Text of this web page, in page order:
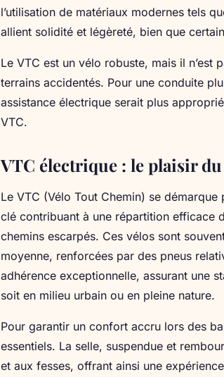
l’utilisation de matériaux modernes tels
allient solidité et légèreté, bien que
Le VTC est un vélo robuste, mais il n’est
terrains accidentés. Pour une conduite
assistance électrique serait plus
VTC.
VTC électrique : le plaisir
Le VTC (Vélo Tout Chemin) se
clé contribuant à une répartition efficace
chemins escarpés. Ces vélos sont
moyenne, renforcées par des pneus
adhérence exceptionnelle, assurant une
soit en milieu urbain ou en pleine nature.
Pour garantir un confort accru lors des
essentiels. La selle, suspendue et
et aux fesses, offrant ainsi une